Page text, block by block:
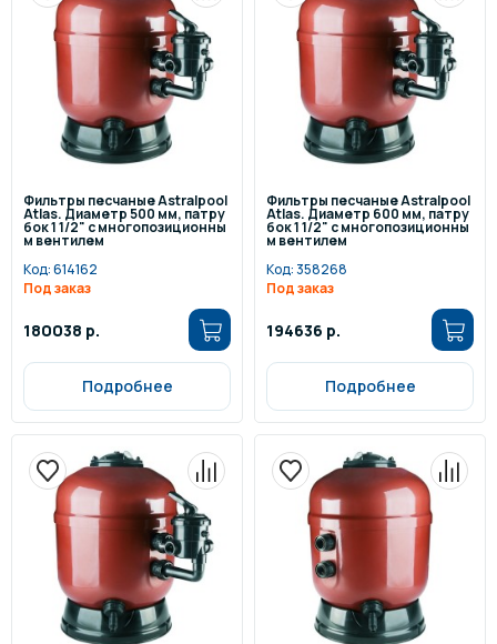
Фильтры песчаные Astralpool
Atlas. Диаметр 500 мм, патру
бок 1 1/2" с многопозиционны
м вентилем
Код:614162
Под заказ
180038 р.
Подробнее
Фильтры песчаные Astralpool
Atlas. Диаметр 600 мм, патру
бок 1 1/2" с многопозиционны
м вентилем
Код:358268
Под заказ
194636 р.
Подробнее